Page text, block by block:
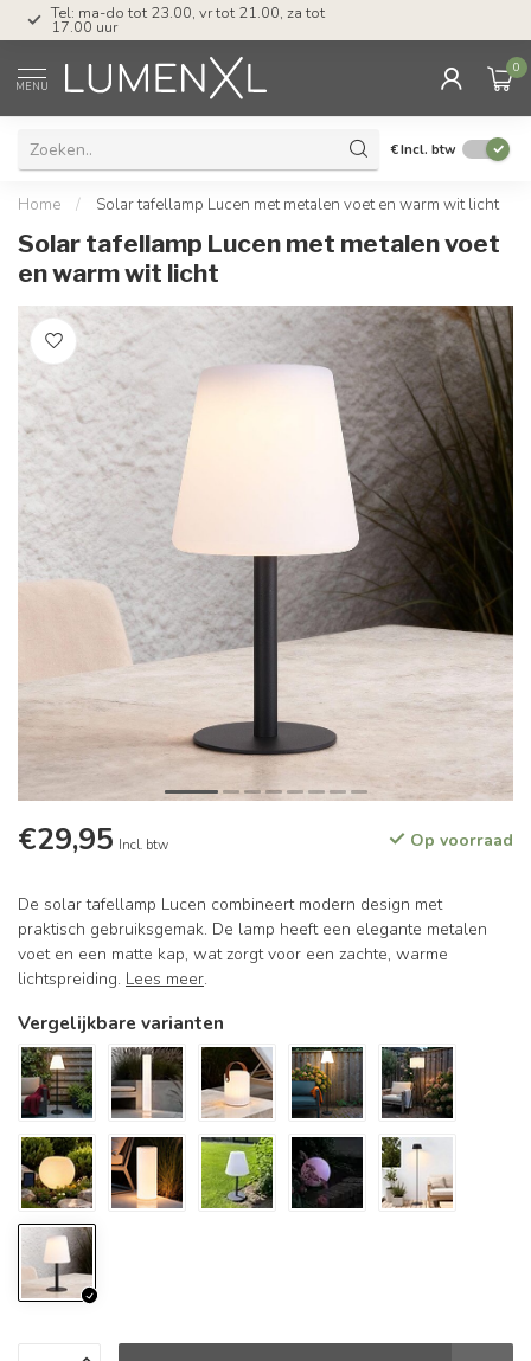
Tel: ma-do tot 23.00, vr tot 21.00, za tot
17.00 uur
MENU
0
€Incl. btw
Home / Solar tafellamp Lucen met metalen voet en warm wit licht
Solar tafellamp Lucen met metalen voet
en warm wit licht
€29,95 Incl. btw Op voorraad
De solar tafellamp Lucen combineert modern design met
praktisch gebruiksgemak. De lamp heeft een elegante metalen
voet en een matte kap, wat zorgt voor een zachte, warme
lichtspreiding. Lees meer.
Vergelijkbare varianten